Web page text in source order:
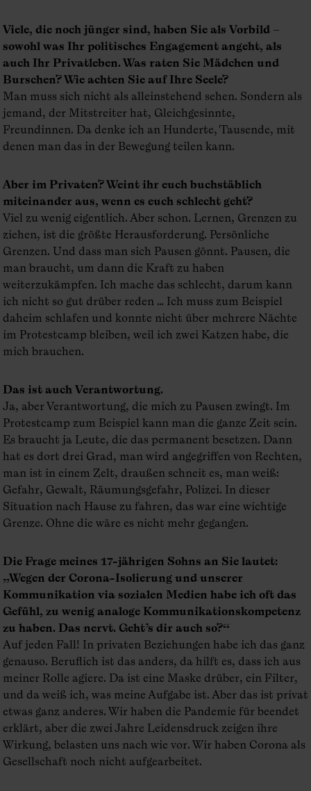
Viele, die noch jünger sind, haben Sie als Vorbild –
sowohl was Ihr politisches Engagement angeht, als
auch Ihr Privatleben. Was raten Sie Mädchen und
Burschen? Wie achten Sie auf Ihre Seele?
Man muss sich nicht als alleinstehend sehen. Sondern als
jemand, der Mitstreiter hat, Gleichgesinnte,
Freundinnen. Da denke ich an Hunderte, Tausende, mit
denen man das in der Bewegung teilen kann.
Aber im Privaten? Weint ihr euch buchstäblich
miteinander aus, wenn es euch schlecht geht?
Viel zu wenig eigentlich. Aber schon. Lernen, Grenzen zu
ziehen, ist die größte Herausforderung. Persönliche
Grenzen. Und dass man sich Pausen gönnt. Pausen, die
man braucht, um dann die Kraft zu haben
weiterzukämpfen. Ich mache das schlecht, darum kann
ich nicht so gut drüber reden … Ich muss zum Beispiel
daheim schlafen und konnte nicht über mehrere Nächte
im Protestcamp bleiben, weil ich zwei Katzen habe, die
mich brauchen.
Das ist auch Verantwortung.
Ja, aber Verantwortung, die mich zu Pausen zwingt. Im
Protestcamp zum Beispiel kann man die ganze Zeit sein.
Es braucht ja Leute, die das permanent besetzen. Dann
hat es dort drei Grad, man wird angegriffen von Rechten,
man ist in einem Zelt, draußen schneit es, man weiß:
Gefahr, Gewalt, Räumungsgefahr, Polizei. In dieser
Situation nach Hause zu fahren, das war eine wichtige
Grenze. Ohne die wäre es nicht mehr gegangen.
Die Frage meines 17-jährigen Sohns an Sie lautet:
„Wegen der Corona-Isolierung und unserer
Kommunikation via sozialen Medien habe ich oft das
Gefühl, zu wenig analoge Kommunikationskompetenz
zu haben. Das nervt. Geht’s dir auch so?“
Auf jeden Fall! In privaten Beziehungen habe ich das ganz
genauso. Beruflich ist das anders, da hilft es, dass ich aus
meiner Rolle agiere. Da ist eine Maske drüber, ein Filter,
und da weiß ich, was meine Aufgabe ist. Aber das ist privat
etwas ganz anderes. Wir haben die Pandemie für beendet
erklärt, aber die zwei Jahre Leidensdruck zeigen ihre
Wirkung, belasten uns nach wie vor. Wir haben Corona als
Gesellschaft noch nicht aufgearbeitet.